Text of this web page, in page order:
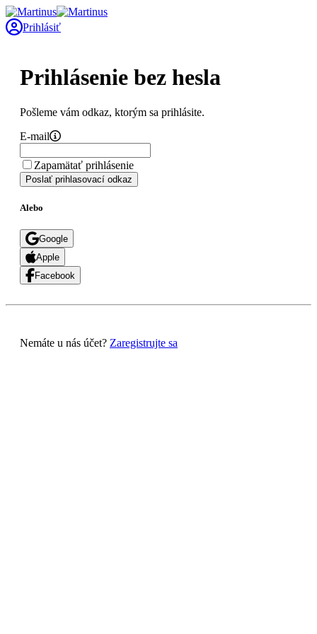
Prihlásiť
Prihlásenie bez hesla
Pošleme vám odkaz, ktorým sa prihlásite.
E-mail
Zapamätať prihlásenie
Poslať prihlasovací odkaz
Alebo
Google
Apple
Facebook
Nemáte u nás účet? Zaregistrujte sa